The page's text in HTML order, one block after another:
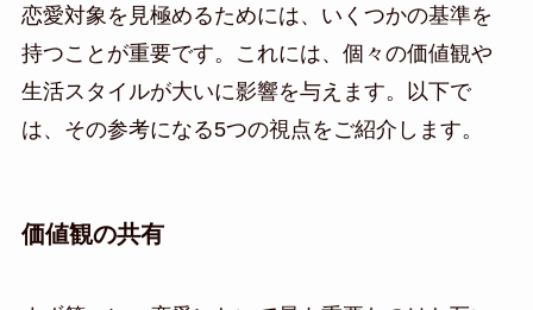
恋愛対象を見極めるためには、いくつかの基準を
持つことが重要です。これには、個々の価値観や
生活スタイルが大いに影響を与えます。以下で
は、その参考になる5つの視点をご紹介します。
価値観の共有